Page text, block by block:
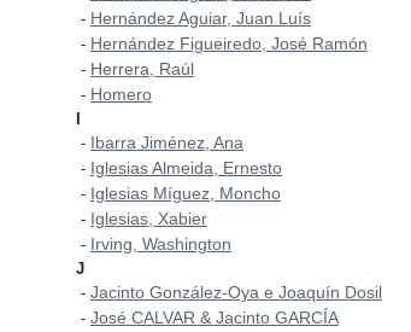
- Hernández Aguiar, Juan Luís
- Hernández Figueiredo, José Ramón
- Herrera, Raúl
- Homero
- Ibarra Jiménez, Ana
- Iglesias Almeida, Ernesto
- Iglesias Míguez, Moncho
- Iglesias, Xabier
- Irving, Washington
J
- Jacinto González-Oya e Joaquín Dosil
- José CALVAR & Jacinto GARCÍA